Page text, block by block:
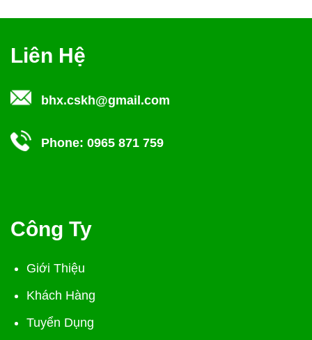
Liên Hệ
bhx.cskh@gmail.com
Phone: 0965 871 759
Công Ty
Giới Thiệu
Khách Hàng
Tuyển Dụng